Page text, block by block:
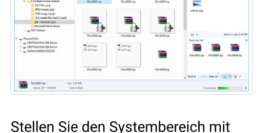
Stellen Sie den Systembereich mit